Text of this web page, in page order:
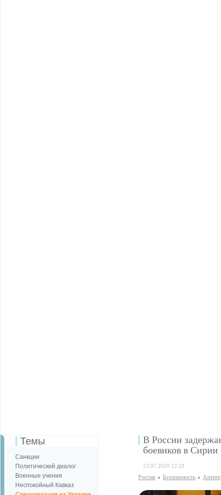
Темы
Санкции
Политический диалог
Военные учения
Неспокойный Кавказ
В России
боевиков в Сирии
23.07.2020 12:29
Россия Безопаcность